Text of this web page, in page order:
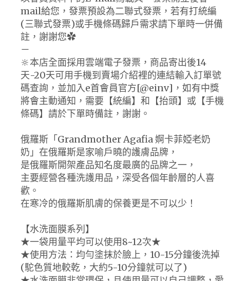
mail給您，發票預設為二聯式發票，若有打統編
(三聯式發票)或手機條碼歸戶需求請下單時一併備
註，謝謝您✿
－
🔆本店全面採用雲端電子發票，商品寄出後14
天-20天可用手機到賣場介紹裡的連結輸入訂單號
碼查詢，並加入e首會員官方[@einv]，如有中獎
將會主動通知，需要【統編】和【抬頭】或【手機
條碼】請於下單時備註，謝謝。
俄羅斯「Grandmother Agafia 婀卡菲婭老奶
奶」在俄羅斯是家喻戶曉的護膚品牌，
是俄羅斯開架產品知名度最廣的品牌之一，
主要經營各種洗護用品，深受各個年齡層的人喜
歡。
在寒冷的俄羅斯肌膚的保養更是不可以少！
【水洗面膜系列】
★一袋用量平均可以使用8~12次★
★使用方法：均勻塗抹於臉上，10-15分鐘後洗掉
(駝色質地較乾，大約5-10分鐘就可以了)